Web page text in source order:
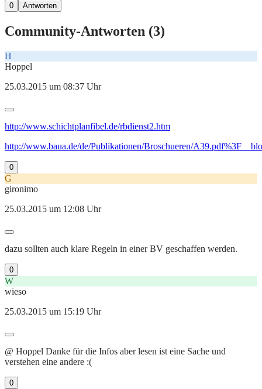
0 Antworten
Community-Antworten (3)
H
Hoppel
25.03.2015 um 08:37 Uhr
http://www.schichtplanfibel.de/rbdienst2.htm
http://www.baua.de/de/Publikationen/Broschueren/
0
G
gironimo
25.03.2015 um 12:08 Uhr
dazu sollten auch klare Regeln in einer BV geschaffen werden.
0
W
wieso
25.03.2015 um 15:19 Uhr
@ Hoppel Danke für die Infos aber lesen ist eine Sache und
verstehen eine andere :(
0